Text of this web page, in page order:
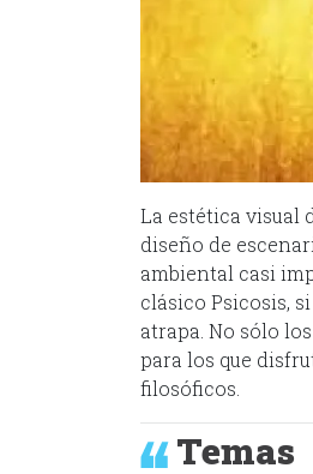
La estética visual
diseño de
ambiental casi
clásico Psicosis,
atrapa. No sólo
para los que
filosóficos.
Temas